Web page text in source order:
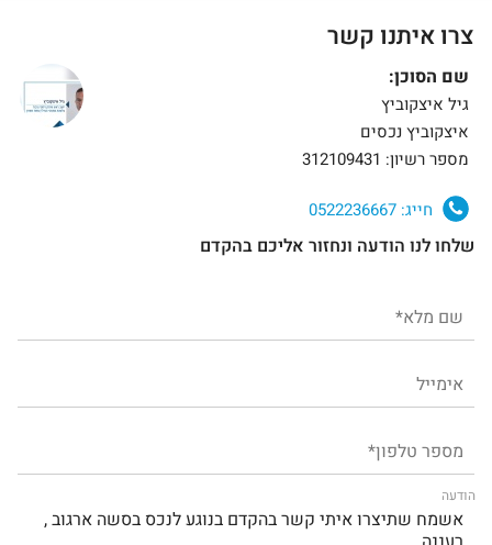
צרו איתנו קשר
שם הסוכן:
גיל איצקוביץ
איצקוביץ נכסים
מספר רשיון: 312109431
חייג:
שלחו לנו הודעה ונחזור אליכם בהקדם
הודעה